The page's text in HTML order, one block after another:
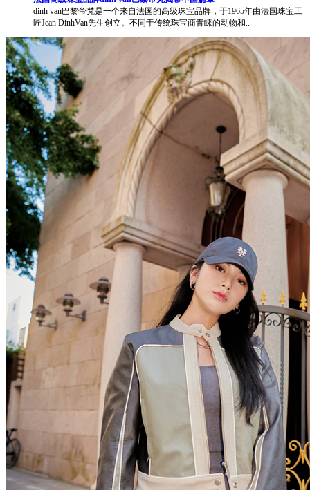
dinh van巴黎帝梵是一个来自法国的高级珠宝品牌，于1965年由法国珠宝工
匠Jean DinhVan先生创立。不同于传统珠宝商青睐的动物和..